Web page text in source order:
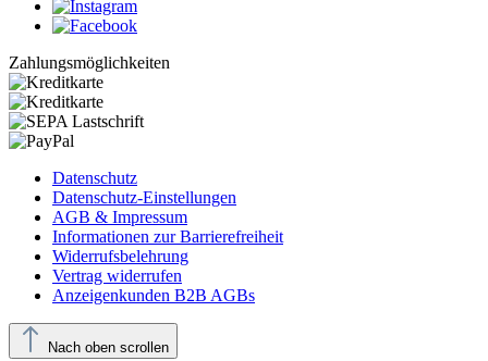
Zahlungsmöglichkeiten
Datenschutz
Datenschutz-Einstellungen
AGB & Impressum
Informationen zur Barrierefreiheit
Widerrufsbelehrung
Vertrag widerrufen
Anzeigenkunden B2B AGBs
Nach oben scrollen